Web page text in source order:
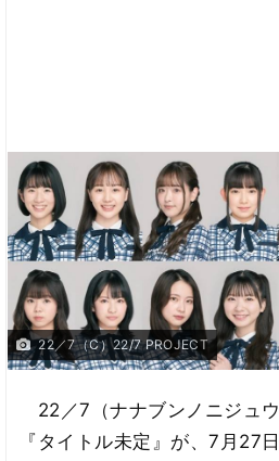
22／7（C）22/7 PROJECT
22／7（ナナブンノニジュ
『タイトル未定』が、7月27